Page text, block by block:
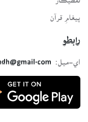
پيغامِ قرآن
رابطو
اي-ميل: